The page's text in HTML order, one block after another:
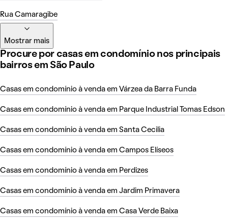
Rua Camaragibe
Mostrar mais
Procure por casas em condomínio nos principais
bairros em São Paulo
Casas em condomínio à venda em Várzea da Barra Funda
Casas em condomínio à venda em Parque Industrial Tomas Edson
Casas em condomínio à venda em Santa Cecilia
Casas em condomínio à venda em Campos Elíseos
Casas em condomínio à venda em Perdizes
Casas em condomínio à venda em Jardim Primavera
Casas em condomínio à venda em Casa Verde Baixa